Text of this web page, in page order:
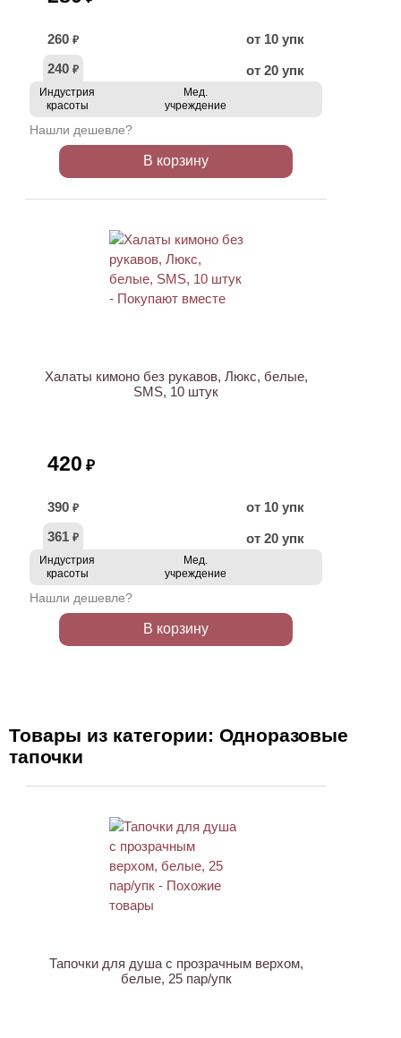
260 ₽
от 10 упк
240 ₽ от 20 упк
Индустрия
красоты
Мед.
учреждение
Нашли дешевле?
В корзину
Халаты кимоно без рукавов, Люкс, белые,
SMS, 10 штук
420 ₽
390 ₽
от 10 упк
361 ₽ от 20 упк
Индустрия
красоты
Мед.
учреждение
Нашли дешевле?
В корзину
Товары из категории: Одноразовые
тапочки
Тапочки для душа с прозрачным верхом,
белые, 25 пар/упк